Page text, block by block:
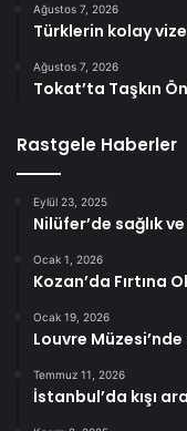
Ağustos 7, 2026
Türklerin kolay vize
Ağustos 7, 2026
Tokat’ta Taşkın
Rastgele Haberler
Eylül 23, 2025
Nilüfer’de sağlık
Ocak 1, 2026
Kozan’da Fırtına
Ocak 19, 2026
Louvre
Temmuz 11, 2026
İstanbul’da kışı